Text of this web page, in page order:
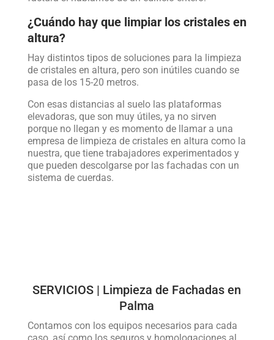
¿Cuándo hay que limpiar los cristales en
altura?
Hay distintos tipos de soluciones para la limpieza
de cristales en altura, pero son inútiles cuando se
pasa de los 15-20 metros.
Con esas distancias al suelo las plataformas
elevadoras, que son muy útiles, ya no sirven
porque no llegan y es momento de llamar a una
empresa de limpieza de cristales en altura como la
nuestra, que tiene trabajadores experimentados y
que pueden descolgarse por las fachadas con un
sistema de cuerdas.
SERVICIOS | Limpieza de Fachadas en
Palma
Contamos con los equipos necesarios para cada